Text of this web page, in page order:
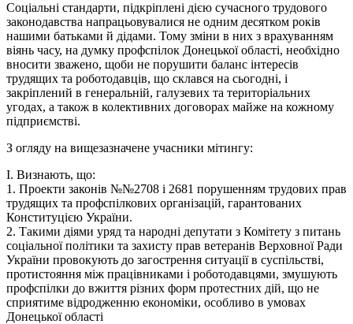
Соціальні стандарти, підкріплені дією сучасного трудового
законодавства напрацьовувалися не одним десятком років
нашими батьками й дідами. Тому зміни в них з врахуванням
віянь часу, на думку профспілок Донецької області, необхідно
вносити зважено, щоби не порушити баланс інтересів
трудящих та роботодавців, що склався на сьогодні, і
закріплений в генеральній, галузевих та територіальних
угодах, а також в колективних договорах майже на кожному
підприємстві.
З огляду на вищезазначене учасники мітингу:
І. Визнають, що:
1. Проекти законів №№2708 і 2681 порушенням трудових прав
трудящих та профспілкових організацій, гарантованих
Конституцією України.
2. Такими діями уряд та народні депутати з Комітету з питань
соціальної політики та захисту прав ветеранів Верховної Ради
України провокують до загострення ситуації в суспільстві,
протистояння між працівниками і роботодавцями, змушують
профспілки до вжиття різних форм протестних дій, що не
сприятиме відродженню економіки, особливо в умовах
Донецької області